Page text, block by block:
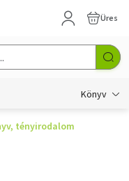
Üres
Könyv
tényirodalom